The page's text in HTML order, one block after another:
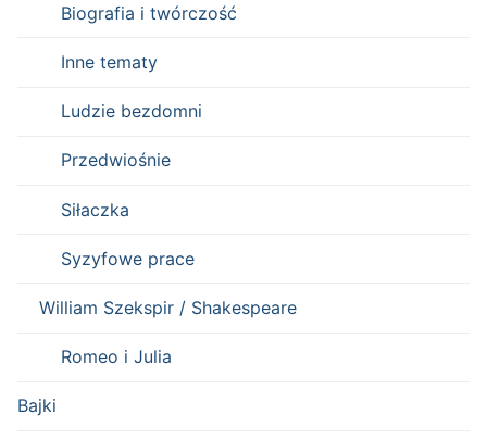
Biografia i twórczość
Inne tematy
Ludzie bezdomni
Przedwiośnie
Siłaczka
Syzyfowe prace
William Szekspir / Shakespeare
Romeo i Julia
Bajki